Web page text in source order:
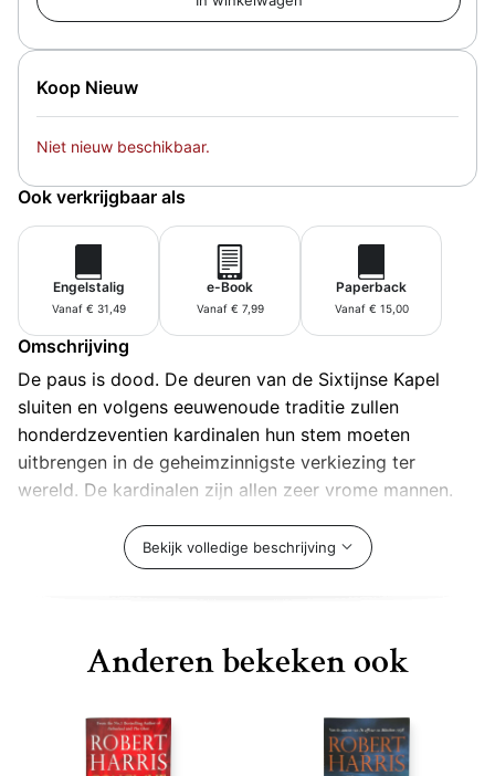
Koop Nieuw
Niet nieuw beschikbaar.
Ook verkrijgbaar als
Engelstalig
Vanaf € 31,49
e-Book
Vanaf € 7,99
Paperback
Vanaf € 15,00
Omschrijving
De paus is dood. De deuren van de Sixtijnse Kapel
sluiten en volgens eeuwenoude traditie zullen
honderdzeventien kardinalen hun stem moeten
uitbrengen in de geheimzinnigste verkiezing ter
wereld. De kardinalen zijn allen zeer vrome mannen.
volgende tweeënzeventig uur zal een van hen de
machtigste spirituele leider op aarde worden. Al snel
dat het voortbestaan van het Vaticaan op het spel kan
Bekijk volledige beschrijving
Anderen bekeken ook